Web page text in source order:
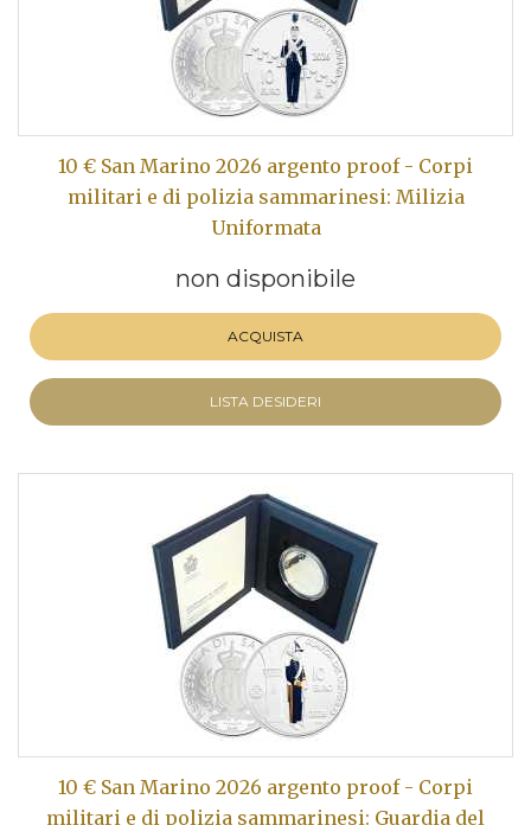
10 € San Marino 2026 argento proof - Corpi
militari e di polizia sammarinesi: Milizia
Uniformata
non disponibile
ACQUISTA
LISTA DESIDERI
10 € San Marino 2026 argento proof - Corpi
militari e di polizia sammarinesi: Guardia del